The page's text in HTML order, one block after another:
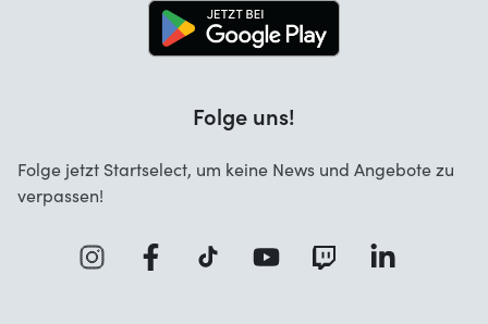
Folge uns!
Folge jetzt Startselect, um keine News und Angebote zu
verpassen!